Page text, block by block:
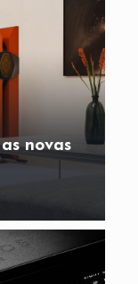
novas